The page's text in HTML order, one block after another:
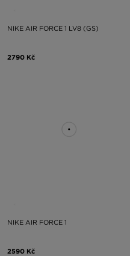
NIKE AIR FORCE 1 LV8 (GS)
2790 Kč
NIKE AIR FORCE 1
2590 Kč